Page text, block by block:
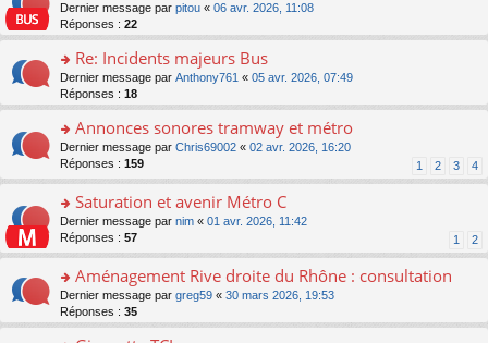
c
e
nt
pl
u
ré
c
e
nt
n
o
n
lu
le
pl
u
ré
c
e
nt
s
a
e
n
o
n
lu
le
pl
u
ré
c
e
nt
er
le
m
e
s
s
a
e
n
o
n
lu
le
pl
ré
c
e
nt
o
n
s
ult
er
le
m
e
s
s
a
g
e
n
o
n
le
pl
u
Dernier message par pitou « 06 avr. 2026, 11:08
Réponses : 22
o
n
s
ult
er
le
s
s
a
g
e
n
o
n
Re: Incidents majeurs Bus
Dernier message par Anthony761 « 05 avr. 2026, 07:49
Réponses : 18
o
n
s
ult
er
le
m
e
s
s
a
g
Annonces sonores tramway et métro
Dernier message par Chris69002 « 02 avr. 2026, 16:20
Réponses : 159 1 2 3 4
o
n
s
ult
er
le
m
Saturation et avenir Métro C
Dernier message par nim « 01 avr. 2026, 11:42
Réponses : 57 1 2
o
n
s
Aménagement Rive droite du Rhône : consultation
Dernier message par greg59 « 30 mars 2026, 19:53
Réponses : 35